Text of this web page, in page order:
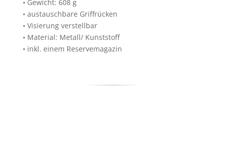
• Gewicht: 608 g
• austauschbare Griffrücken
• Visierung verstellbar
• Material: Metall/ Kunststoff
• inkl. einem Reservemagazin